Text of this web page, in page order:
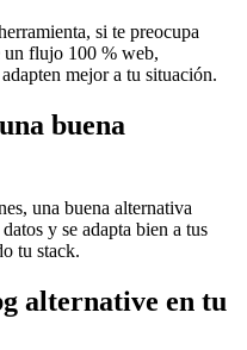
si te preocupa
un flujo 100 % web,
mejor a tu situación.
buena
una buena alternativa
y se adapta bien a tus
tu stack.
alternative en tu